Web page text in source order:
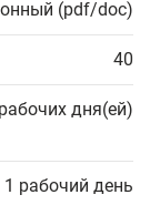
(pdf/doc)
40
дня(ей)
1 рабочий день